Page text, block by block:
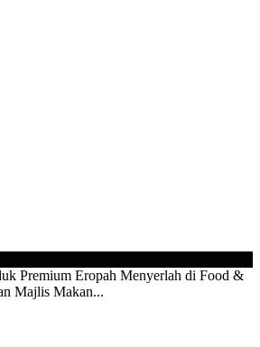
Premium Eropah Menyerlah di Food &
Majlis Makan...